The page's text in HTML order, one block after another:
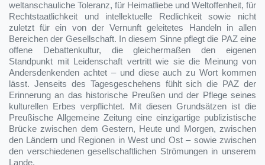
weltanschauliche Toleranz, für Heimatliebe und Weltoffenheit, für
Rechtstaatlichkeit und intellektuelle Redlichkeit sowie nicht
zuletzt für ein von der Vernunft geleitetes Handeln in allen
Bereichen der Gesellschaft. In diesem Sinne pflegt die PAZ eine
offene Debattenkultur, die gleichermaßen den eigenen
Standpunkt mit Leidenschaft vertritt wie sie die Meinung von
Andersdenkenden achtet – und diese auch zu Wort kommen
lässt. Jenseits des Tagesgeschehens fühlt sich die PAZ der
Erinnerung an das historische Preußen und der Pflege seines
kulturellen Erbes verpflichtet. Mit diesen Grundsätzen ist die
Preußische Allgemeine Zeitung eine einzigartige publizistische
Brücke zwischen dem Gestern, Heute und Morgen, zwischen
den Ländern und Regionen in West und Ost – sowie zwischen
den verschiedenen gesellschaftlichen Strömungen in unserem
Lande.